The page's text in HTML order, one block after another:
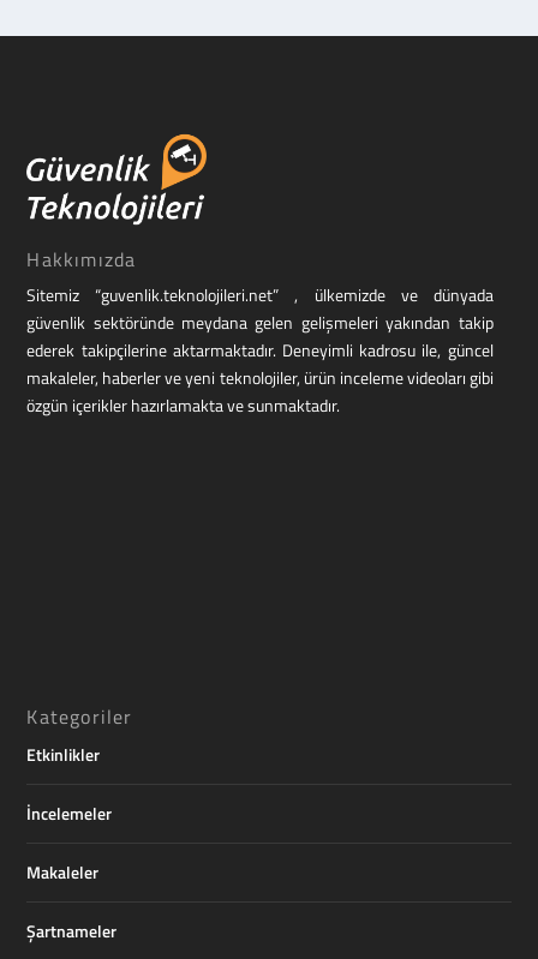
Hakkımızda
Sitemiz “guvenlik.teknolojileri.net” , ülkemizde ve dünyada
güvenlik sektöründe meydana gelen gelişmeleri yakından takip
ederek takipçilerine aktarmaktadır. Deneyimli kadrosu ile, güncel
makaleler, haberler ve yeni teknolojiler, ürün inceleme videoları gibi
özgün içerikler hazırlamakta ve sunmaktadır.
Kategoriler
Etkinlikler
İncelemeler
Makaleler
Şartnameler